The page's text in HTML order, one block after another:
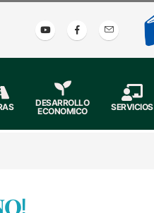
DESARROLLO
ECONOMICO
SERVICIOS